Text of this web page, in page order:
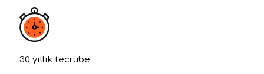
30 yıllık tecrübe